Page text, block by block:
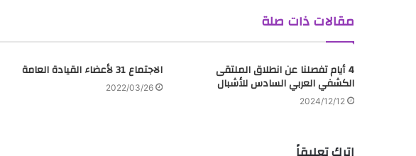
مقالات ذات صلة
4 أيام تفصلنا عن انطلاق الملتقى
الكشفي العربي السادس للأشبال
2024/12/12
الاجتماع 31 لأعضاء القيادة العامة
2022/03/26